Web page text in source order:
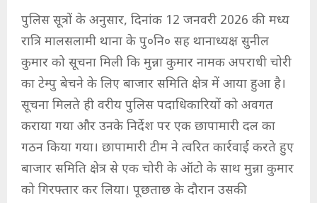
पुलिस सूत्रों के अनुसार, दिनांक 12 जनवरी 2026 की मध्य
रात्रि मालसलामी थाना के पु०नि० सह थानाध्यक्ष सुनील
कुमार को सूचना मिली कि मुन्ना कुमार नामक अपराधी चोरी
का टेम्पु बेचने के लिए बाजार समिति क्षेत्र में आया हुआ है।
सूचना मिलते ही वरीय पुलिस पदाधिकारियों को अवगत
कराया गया और उनके निर्देश पर एक छापामारी दल का
गठन किया गया। छापामारी टीम ने त्वरित कार्रवाई करते हुए
बाजार समिति क्षेत्र से एक चोरी के ऑटो के साथ मुन्ना कुमार
को गिरफ्तार कर लिया। पूछताछ के दौरान उसकी